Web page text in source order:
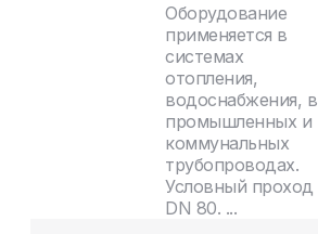
Оборудование
применяется в
системах
отопления,
водоснабжения, в
промышленных и
коммунальных
трубопроводах.
Условный проход
DN 80. ...